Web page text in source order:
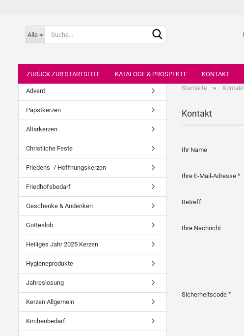
Alle
ZURÜCK ZUR STARTSEITE KATALOGE & PROSPEKTE KONTAKT
Startseite » Kontakt
Kontakt
Ihr Name
Ihre E-Mail-Adresse
Betreff
Ihre Nachricht
Sicherheitscode
Advent
Papstkerzen
Altarkerzen
Christliche Feste
Friedens- / Hoffnungskerzen
Friedhofsbedarf
Geschenke & Andenken
Gotteslob
Heiliges Jahr 2025 Kerzen
Hygieneprodukte
Jahreslosung
Kerzen Allgemein
Kirchenbedarf